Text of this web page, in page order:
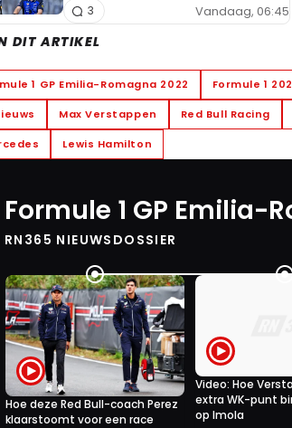
Vandaag, 06:45
3
DIT ARTIKEL
1 GP Emilia-Romagna 2022 Formule 1
Max Verstappen Red Bull Racing
Lewis Hamilton
Formule 1 GP Emilia-
RN365 NIEUWSDOSSIER
Hoe deze Red Bull-coach Perez
klaarstoomt voor een race
Video: Hoe
extra WK-punt
op Imola